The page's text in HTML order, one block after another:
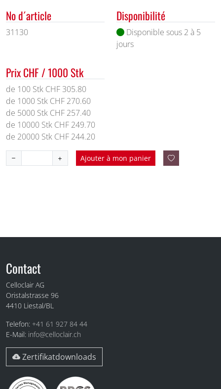
No d´article
31130
Disponibilité
Disponible sous 2 à 5
jours
Prix CHF / 1000 Stk
de 100 Stk CHF 305.80
de 1000 Stk CHF 270.60
de 5000 Stk CHF 257.40
de 10000 Stk CHF 249.70
de 20000 Stk CHF 244.20
Ajouter à mon panier
Fuss
Contact
Celloclair AG
Oristalstrasse 96
4410 Liestal/BL
Telefon: +41 61 927 84 44
E-Mail: info@celloclair.ch
Zertifikatdownloads